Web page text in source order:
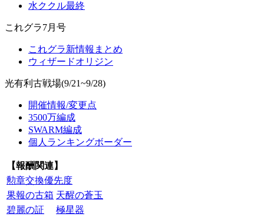
水ククル最終
これグラ7月号
これグラ新情報まとめ
ウィザードオリジン
光有利古戦場(9/21~9/28)
開催情報/変更点
3500万編成
SWARM編成
個人ランキングボーダー
【報酬関連】
勲章交換優先度
果報の古箱 天醒の蒼玉
碧麗の証
極星器